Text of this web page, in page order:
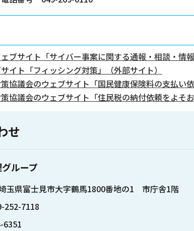
ブサイト「サイバー事案に関する通報・相談・情
イト「フィッシング対策」（外部サイト）
協議会のウェブサイト「国民健康保険料の支払い
協議会のウェブサイト「住民税の納付依頼をよそ
せ
ループ
玉県富士見市大字鶴馬1800番地の1 市庁舎1階
252-7118
6351